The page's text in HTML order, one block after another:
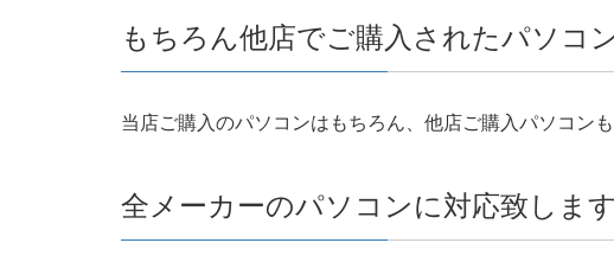
もちろん他店でご購入されたパソコ
当店ご購入のパソコンはもちろん、他店ご購入パソコン
全メーカーのパソコンに対応致します